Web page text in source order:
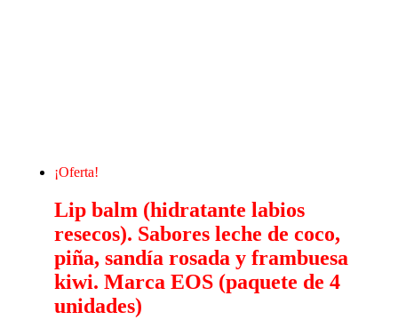
¡Oferta!
Lip balm (hidratante labios
resecos). Sabores leche de coco,
piña, sandía rosada y frambuesa
kiwi. Marca EOS (paquete de 4
unidades)